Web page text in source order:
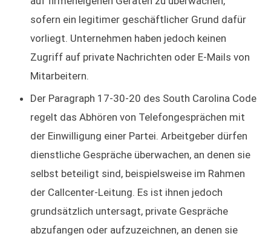
sofern ein legitimer geschäftlicher Grund dafür
vorliegt. Unternehmen haben jedoch keinen
Zugriff auf private Nachrichten oder E-Mails von
Mitarbeitern.
Der Paragraph 17-30-20 des South Carolina Code
regelt das Abhören von Telefongesprächen mit
der Einwilligung einer Partei. Arbeitgeber dürfen
dienstliche Gespräche überwachen, an denen sie
selbst beteiligt sind, beispielsweise im Rahmen
der Callcenter-Leitung. Es ist ihnen jedoch
grundsätzlich untersagt, private Gespräche
abzufangen oder aufzuzeichnen, an denen sie